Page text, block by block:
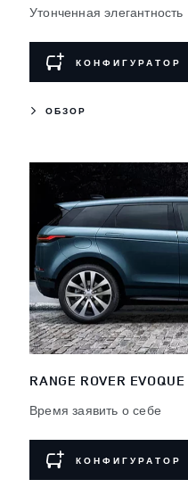
Утонченная элегантность
КОНФИГУРАТОР
ОБЗОР
RANGE ROVER EVOQUE
Время заявить о себе
КОНФИГУРАТОР